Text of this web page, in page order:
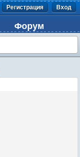
Регистрация Вход
Форум